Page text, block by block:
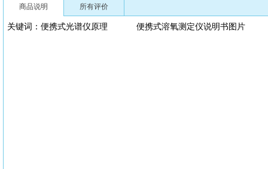
商品说明 所有评价
关键词：便携式光谱仪原理 便携式溶氧测定仪说明书图